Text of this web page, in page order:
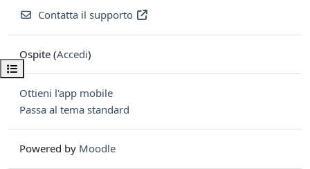
Apri indice del corso
Contatta il supporto
Ospite (Accedi)
Ottieni l'app mobile
Passa al tema standard
Powered by Moodle